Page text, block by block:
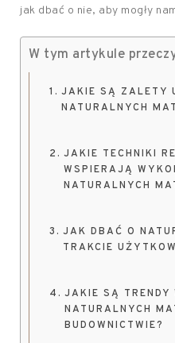
jak dbać o nie, aby mogły
W tym artykule
JAKIE SĄ ZALETY
NATURALNYCH
JAKIE TECHNIKI
WSPIERAJĄ
NATURALNYCH
JAK DBAĆ O
TRAKCIE
JAKIE SĄ TRENDY
NATURALNYCH
BUDOWNICTWIE?